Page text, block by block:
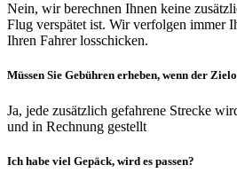
Nein, wir berechnen Ihnen keine
Flug verspätet ist. Wir verfolgen immer
Ihren Fahrer losschicken.
Müssen Sie Gebühren erheben, wenn der
Ja, jede zusätzlich gefahrene Strecke
und in Rechnung gestellt
Ich habe viel Gepäck, wird es passen?